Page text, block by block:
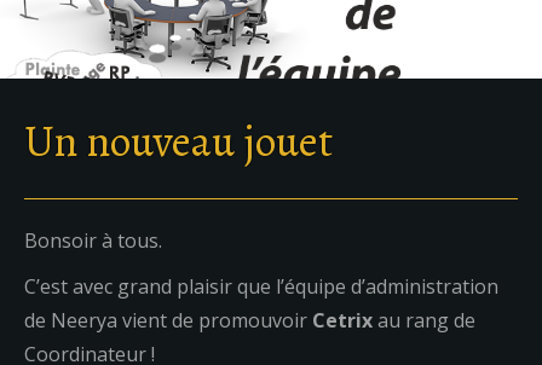
Un nouveau jouet
Bonsoir à tous.
C’est avec grand plaisir que l’équipe d’administration
de Neerya vient de promouvoir Cetrixau rang de
Coordinateur !